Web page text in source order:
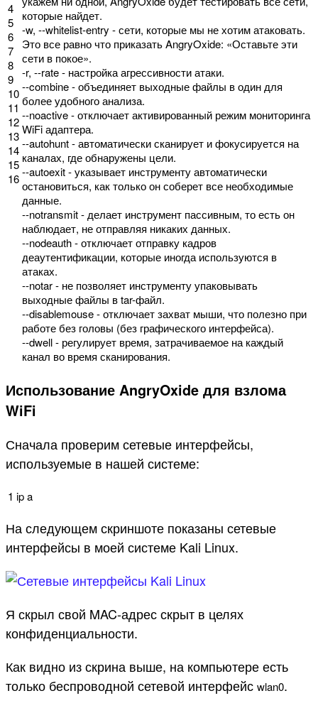
4
5
6
7
8
9
10
11
12
13
14
15
16
которые найдет.
-w, --whitelist-entry -сети, которые мы нехотиматаковать.
Это все равночто приказатьAngryOxide: «Оставьтеэти
сети в покое».
-r, --rate- настройкаагрессивностиатаки.
--combine-объединяет выходныефайлы водин для
болееудобногоанализа.
--noactive-отключаетактивированный режим мониторинга
WiFiадаптера.
--autohunt-автоматическисканирует ифокусируется на
каналах, гдеобнаружены цели.
--autoexit-указывает инструментуавтоматически
остановиться, кактолькоонсоберет все необходимые
данные.
--notransmit- делает инструмент пассивным, тоестьон
наблюдает, неотправляя никаких данных.
--nodeauth-отключаетотправку кадров
деаутентификации, которые иногда используются в
атаках.
--notar- не позволяет инструментуупаковывать
выходныефайлы вtar-файл.
--disablemouse-отключаетзахват мыши, что полезно при
работебез головы (без графического интерфейса).
--dwell- регулирует время, затрачиваемое на каждый
канал во время сканирования.
Использование AngryOxide для взлома
WiFi
Сначала проверим сетевые интерфейсы,
используемые в нашей системе:
1 ipa
На следующем скриншоте показаны сетевые
интерфейсы в моей системе Kali Linux.
Я скрыл свой MAC-адрес скрыт в целях
конфиденциальности.
Как видно из скрина выше, на компьютере есть
только беспроводной сетевой интерфейс wlan0.